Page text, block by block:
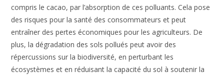
compris le cacao, par l’absorption de ces polluants. Cela pose
des risques pour la santé des consommateurs et peut
entraîner des pertes économiques pour les agriculteurs. De
plus, la dégradation des sols pollués peut avoir des
répercussions sur la biodiversité, en perturbant les
écosystèmes et en réduisant la capacité du sol à soutenir la